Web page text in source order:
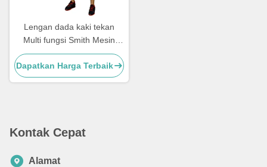
Lengan dada kaki tekan
Multi fungsi Smith Mesin
Latihan kekuatan
Dapatkan Harga Terbaik
Kontak Cepat
Alamat